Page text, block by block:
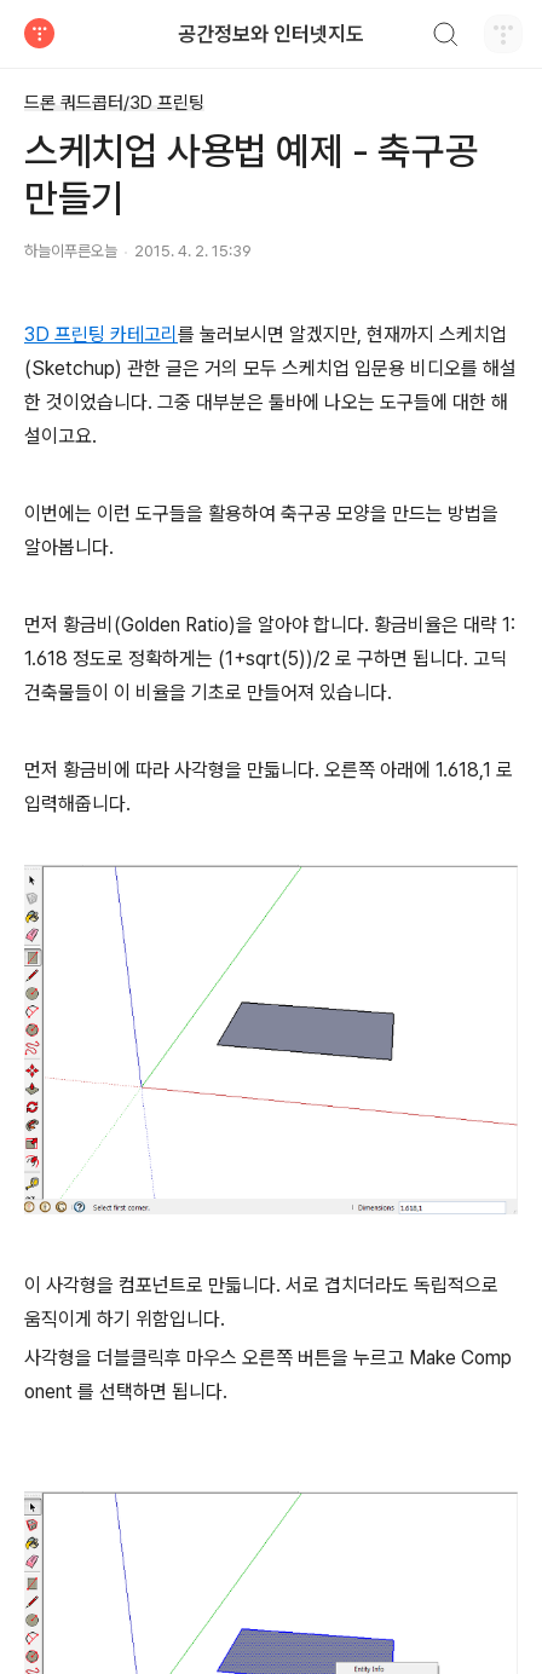
공간정보와 인터넷지도
드론 쿼드콥터/3D 프린팅
스케치업 사용법 예제 - 축구공
만들기
하늘이푸른오늘 2015. 4. 2. 15:39
3D 프린팅 카테고리 를 눌러보시면 알겠지만, 현재까지 스케치업
(Sketchup) 관한 글은 거의 모두 스케치업 입문용 비디오를 해설
한 것이었습니다. 그중 대부분은 툴바에 나오는 도구들에 대한 해
설이고요.
이번에는 이런 도구들을 활용하여 축구공 모양을 만드는 방법을
알아봅니다.
먼저 황금비(Golden Ratio)을 알아야 합니다. 황금비율은 대략 1:
1.618 정도로 정확하게는 (1+sqrt(5))/2 로 구하면 됩니다. 고딕
건축물들이 이 비율을 기초로 만들어져 있습니다.
먼저 황금비에 따라 사각형을 만듧니다. 오른쪽 아래에 1.618,1 로
입력해줍니다.
이 사각형을 컴포넌트로 만듧니다. 서로 겹치더라도 독립적으로
움직이게 하기 위함입니다.
사각형을 더블클릭후 마우스 오른쪽 버튼을 누르고 Make Comp
onent 를 선택하면 됩니다.